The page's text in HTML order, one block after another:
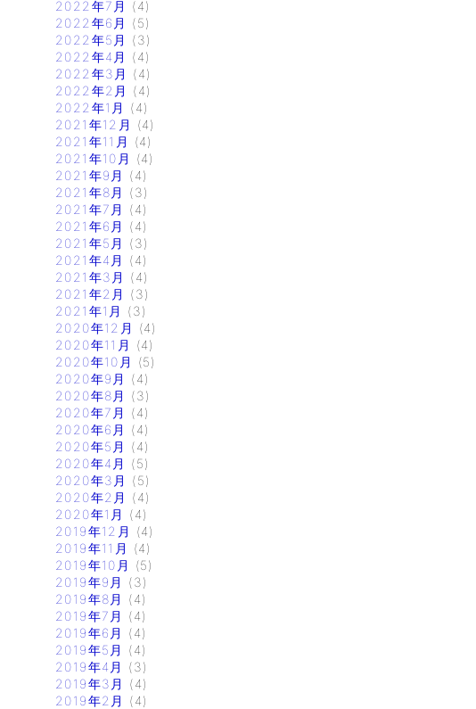
2022年7月
(4)
2022年6月
(5)
2022年5月
(3)
2022年4月
(4)
2022年3月
(4)
2022年2月
(4)
2022年1月
(4)
2021年12月
(4)
2021年11月
(4)
2021年10月
(4)
2021年9月
(4)
2021年8月
(3)
2021年7月
(4)
2021年6月
(4)
2021年5月
(3)
2021年4月
(4)
2021年3月
(4)
2021年2月
(3)
2021年1月
(3)
2020年12月
(4)
2020年11月
(4)
2020年10月
(5)
2020年9月
(4)
2020年8月
(3)
2020年7月
(4)
2020年6月
(4)
2020年5月
(4)
2020年4月
(5)
2020年3月
(5)
2020年2月
(4)
2020年1月
(4)
2019年12月
(4)
2019年11月
(4)
2019年10月
(5)
2019年9月
(3)
2019年8月
(4)
2019年7月
(4)
2019年6月
(4)
2019年5月
(4)
2019年4月
(3)
2019年3月
(4)
2019年2月
(4)